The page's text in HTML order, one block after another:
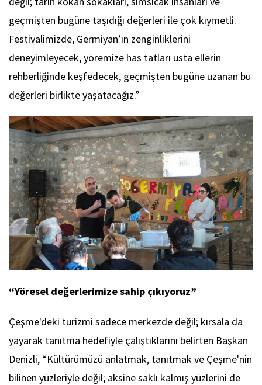
geçmişten bugüne taşıdığı değerleri ile çok kıymetli.
Festivalimizde, Germiyan’ın zenginliklerini
deneyimleyecek, yöremize has tatları usta ellerin
rehberliğinde keşfedecek, geçmişten bugüne uzanan bu
değerleri birlikte yaşatacağız.”
“Yöresel değerlerimize sahip çıkıyoruz”
Çeşme'deki turizmi sadece merkezde değil; kırsala da
yayarak tanıtma hedefiyle çalıştıklarını belirten Başkan
Denizli, “Kültürümüzü anlatmak, tanıtmak ve Çeşme'nin
bilinen yüzleriyle değil; aksine saklı kalmış yüzlerini de